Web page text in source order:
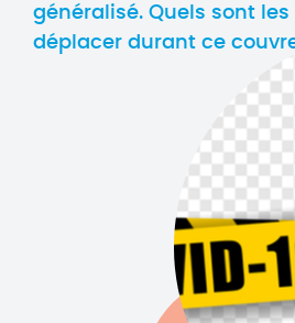
généralisé. Quels sont
déplacer durant ce